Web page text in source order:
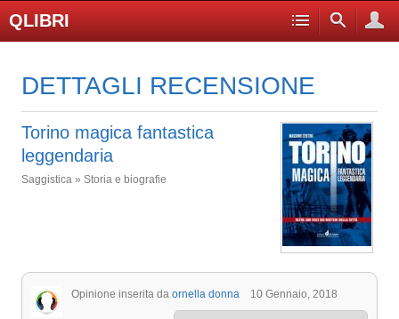
QLIBRI
DETTAGLI RECENSIONE
Torino magica fantastica
leggendaria
Saggistica » Storia e biografie
Opinione inserita da ornella donna 10 Gennaio, 2018